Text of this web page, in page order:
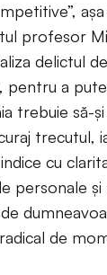
profesor
delictul
pentru a
trebuie să-
trecutul,
cu
personale
de